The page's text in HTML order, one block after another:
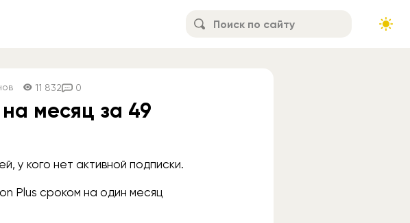
11 832 0
месяц за 49
у кого нет активной подписки.
Plus сроком на один месяц